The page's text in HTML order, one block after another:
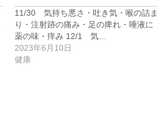
11/30 気持ち悪さ・吐き気・喉の詰ま
り・注射跡の痛み・足の痺れ・唾液に
薬の味・痒み 12/1 気…
2023年6月10日
健康